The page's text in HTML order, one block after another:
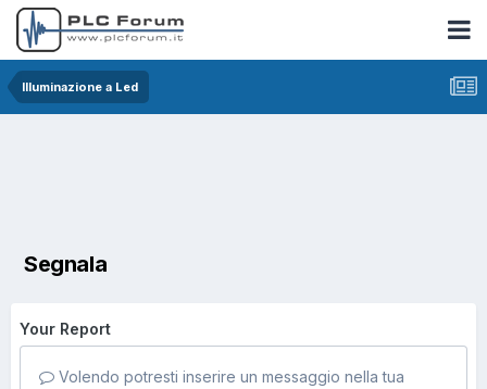
Illuminazione a Led
Segnala
Your Report
Volendo potresti inserire un messaggio nella tua